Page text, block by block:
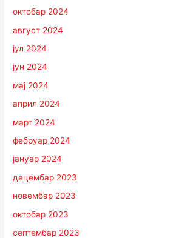
октобар 2024
август 2024
јул 2024
јун 2024
мај 2024
април 2024
март 2024
фебруар 2024
јануар 2024
децембар 2023
новембар 2023
октобар 2023
септембар 2023